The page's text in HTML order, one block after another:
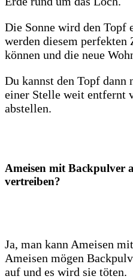
Die Sonne wird den Topf
werden diesem perfekten
können und die neue
Du kannst den Topf dann
einer Stelle weit entfernt
abstellen.
Ameisen mit Backpulver
vertreiben?
Ja, man kann Ameisen
Ameisen mögen
auf und es wird sie töten.